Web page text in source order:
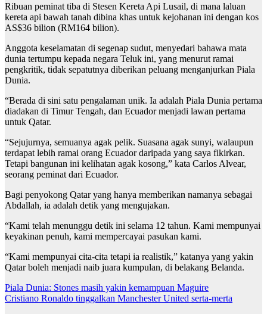
Ribuan peminat tiba di Stesen Kereta Api Lusail, di mana laluan
kereta api bawah tanah dibina khas untuk kejohanan ini dengan kos
AS$36 bilion (RM164 bilion).
Anggota keselamatan di segenap sudut, menyedari bahawa mata
dunia tertumpu kepada negara Teluk ini, yang menurut ramai
pengkritik, tidak sepatutnya diberikan peluang menganjurkan Piala
Dunia.
“Berada di sini satu pengalaman unik. Ia adalah Piala Dunia pertama
diadakan di Timur Tengah, dan Ecuador menjadi lawan pertama
untuk Qatar.
“Sejujurnya, semuanya agak pelik. Suasana agak sunyi, walaupun
terdapat lebih ramai orang Ecuador daripada yang saya fikirkan.
Tetapi bangunan ini kelihatan agak kosong,” kata Carlos Alvear,
seorang peminat dari Ecuador.
Bagi penyokong Qatar yang hanya memberikan namanya sebagai
Abdallah, ia adalah detik yang mengujakan.
“Kami telah menunggu detik ini selama 12 tahun. Kami mempunyai
keyakinan penuh, kami mempercayai pasukan kami.
“Kami mempunyai cita-cita tetapi ia realistik,” katanya yang yakin
Qatar boleh menjadi naib juara kumpulan, di belakang Belanda.
Post
navigation
Piala Dunia: Stones masih yakin kemampuan Maguire
Cristiano Ronaldo tinggalkan Manchester United serta-merta